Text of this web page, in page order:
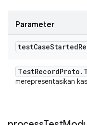
Parameter
testCaseStarted
TestRecordProto .
merepresentasikan